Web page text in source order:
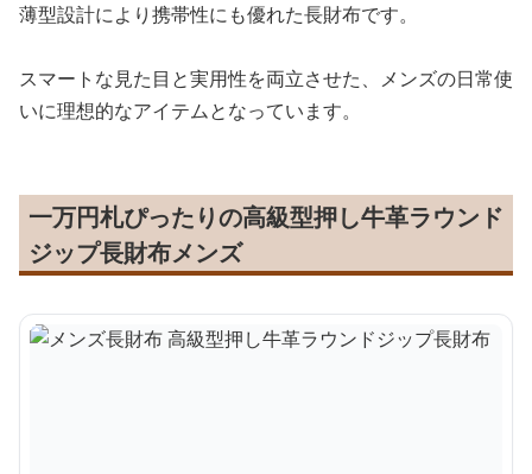
薄型設計により携帯性にも優れた長財布です。
スマートな見た目と実用性を両立させた、メンズの日常使
いに理想的なアイテムとなっています。
一万円札ぴったりの高級型押し牛革ラウンド
ジップ長財布メンズ